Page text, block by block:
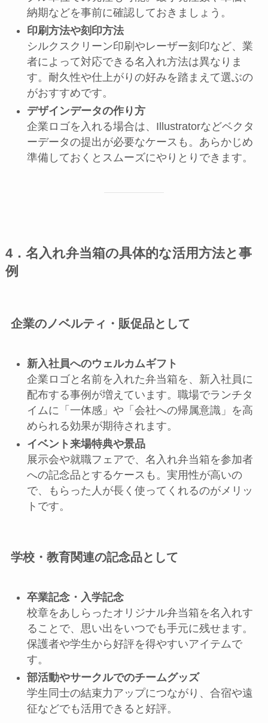
納期などを事前に確認しておきましょう。
印刷方法や刻印方法
シルクスクリーン印刷やレーザー刻印など、業
者によって対応できる名入れ方法は異なりま
す。耐久性や仕上がりの好みを踏まえて選ぶの
がおすすめです。
デザインデータの作り方
企業ロゴを入れる場合は、Illustratorなどベクタ
ーデータの提出が必要なケースも。あらかじめ
準備しておくとスムーズにやりとりできます。
4．名入れ弁当箱の具体的な活用方法と事
例
企業のノベルティ・販促品として
新入社員へのウェルカムギフト
企業ロゴと名前を入れた弁当箱を、新入社員に
配布する事例が増えています。職場でランチタ
イムに「一体感」や「会社への帰属意識」を高
められる効果が期待されます。
イベント来場特典や景品
展示会や就職フェアで、名入れ弁当箱を参加者
への記念品とするケースも。実用性が高いの
で、もらった人が長く使ってくれるのがメリッ
トです。
学校・教育関連の記念品として
卒業記念・入学記念
校章をあしらったオリジナル弁当箱を名入れす
ることで、思い出をいつでも手元に残せます。
保護者や学生から好評を得やすいアイテムで
す。
部活動やサークルでのチームグッズ
学生同士の結束力アップにつながり、合宿や遠
征などでも活用できると好評。